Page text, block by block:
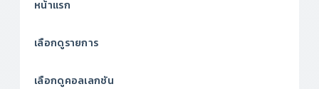
หน้าแรก
เลือกดูรายการ
เลือกดูคอลเลกชัน